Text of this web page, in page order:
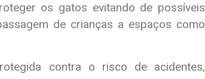
os gatos evitando de possíveis
de crianças a espaços como
contra o risco de acidentes,